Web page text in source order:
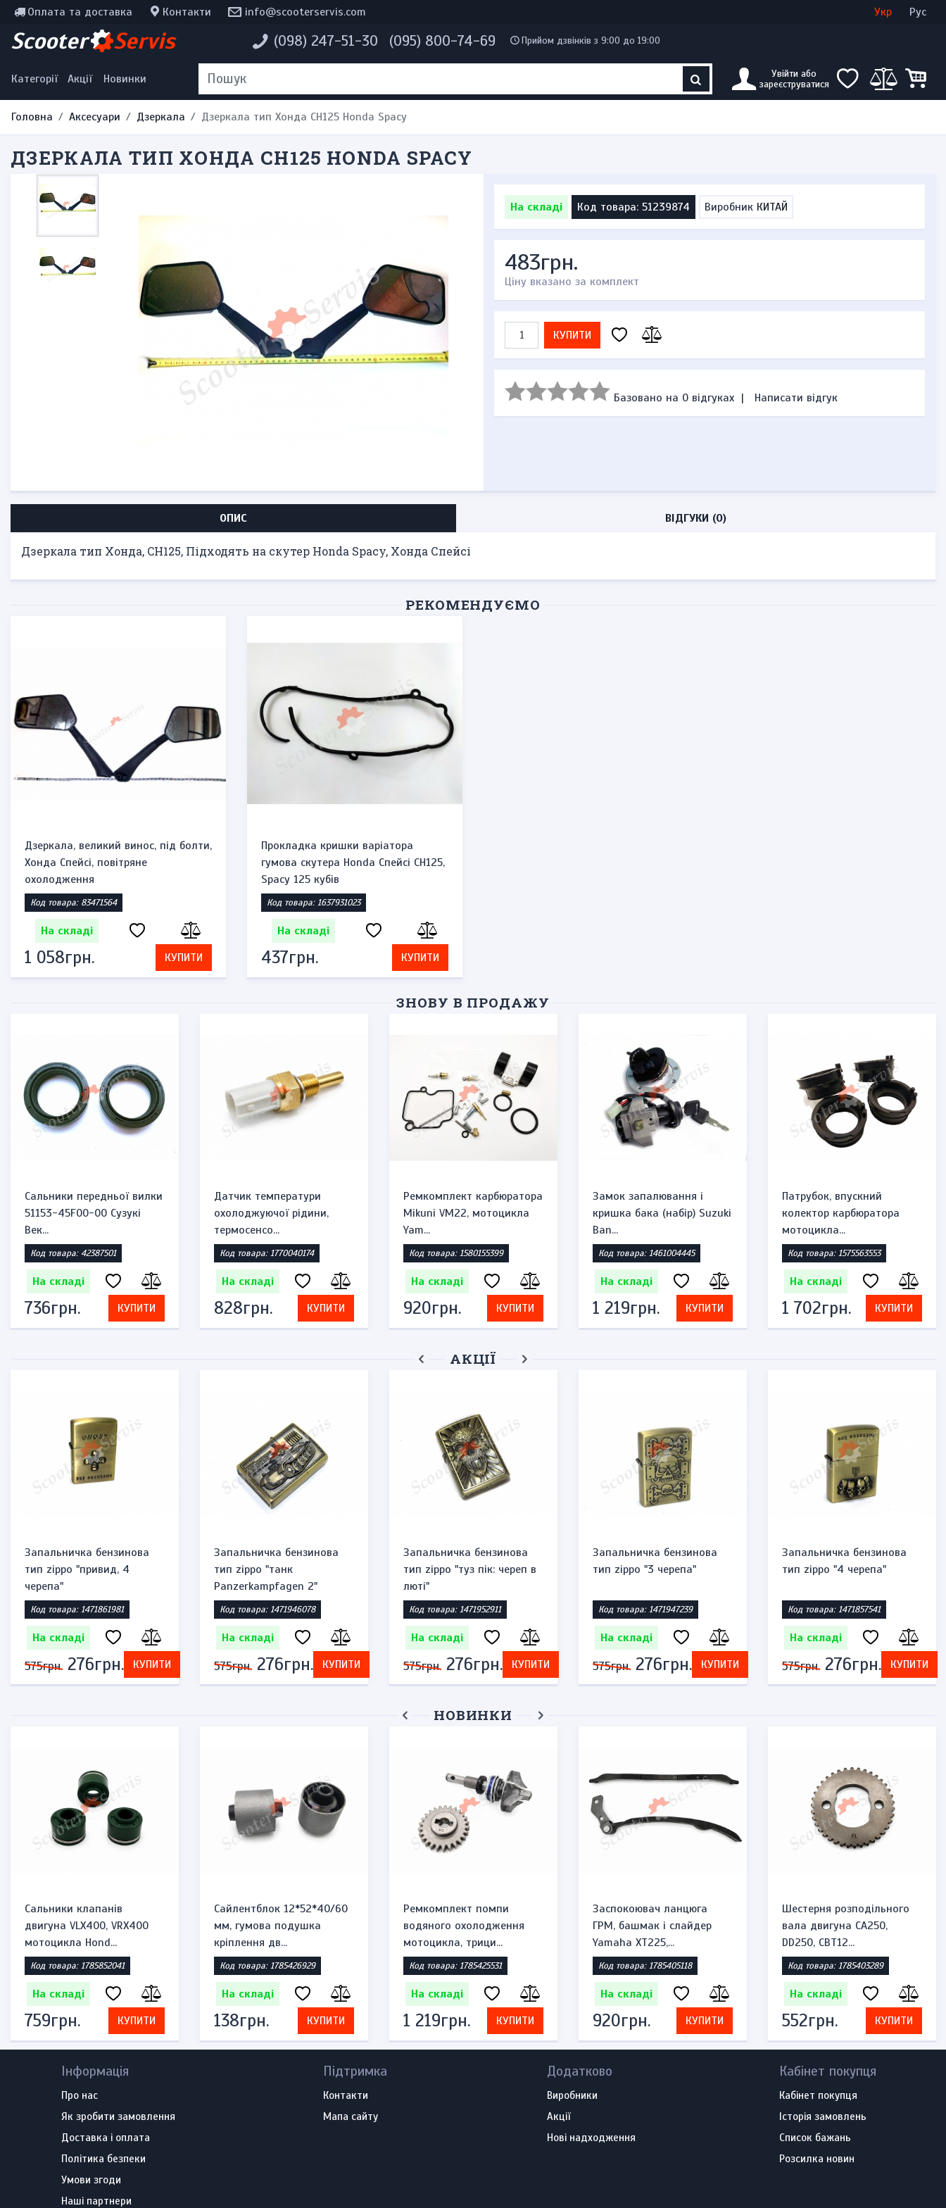
Оплата та доставка Контакти info@scooterservis.com Укр Рус
Scooter Servis (098) 247-51-30 (095) 800-74-69 Прийом дзвінків з 9:00 до 19:00
Категорії Акції Новинки
Увійти або
зареєструватися
Інструменти, мотохімія
Наклейки
Одяг та екіпірування
Головна Аксесуари Дзеркала Дзеркала тип Хонда CH125 Honda Spacy
ДЗЕРКАЛА ТИП ХОНДА CH125 HONDA SPACY
На складі Код товара: 51239874 Виробник КИТАЙ
483грн.
Ціну вказано за комплект
КУПИТИ
Базовано на 0 відгуках | Написати відгук
ОПИС ВІДГУКИ (0)
Дзеркала тип Хонда, CH125, Підходять на скутер Honda Spacy, Хонда Спейсі
РЕКОМЕНДУЄМО
Дзеркала, великий винос, під болти,
Хонда Спейсі, повітряне
охолодження
Код товара: 83471564
На складі
1 058грн. КУПИТИ
Прокладка кришки варіатора
гумова скутера Honda Спейсі CH125,
Spacy 125 кубів
Код товара: 1637931023
На складі
437грн. КУПИТИ
ЗНОВУ В ПРОДАЖУ
Сальники передньої вилки
51153-45F00-00 Сузукі
Век...
Код товара: 42387501
На складі
736грн. КУПИТИ
Датчик температури
охолоджуючої рідини,
термосенсо...
Код товара: 1770040174
На складі
828грн. КУПИТИ
Ремкомплект карбюратора
Mikuni VM22, мотоцикла
Yam...
Код товара: 1580155399
На складі
920грн. КУПИТИ
Замок запалювання і
кришка бака (набір) Suzuki
Ban...
Код товара: 1461004445
На складі
1 219грн. КУПИТИ
Патрубок, впускний
колектор карбюратора
мотоцикла...
Код товара: 1575563553
На складі
1 702грн. КУПИТИ
АКЦІЇ
Запальничка бензинова
тип zippo "привид, 4
черепа"
Код товара: 1471861981
На складі
575грн. 276грн. КУПИТИ
Запальничка бензинова
тип zippo "танк
Panzerkampfagen 2"
Код товара: 1471946078
На складі
575грн. 276грн. КУПИТИ
Запальничка бензинова
тип zippo "туз пік: череп в
люті"
Код товара: 1471952911
На складі
575грн. 276грн. КУПИТИ
Запальничка бензинова
тип zippo "3 черепа"
Код товара: 1471947239
На складі
575грн. 276грн. КУПИТИ
Запальничка бензинова
тип zippo "4 черепа"
Код товара: 1471857541
На складі
575грн. 276грн. КУПИТИ
НОВИНКИ
Сальники клапанів
двигуна VLX400, VRX400
мотоцикла Hond...
Код товара: 1785852041
На складі
759грн. КУПИТИ
Сайлентблок 12*52*40/60
мм, гумова подушка
кріплення дв...
Код товара: 1785426929
На складі
138грн. КУПИТИ
Ремкомплект помпи
водяного охолодження
мотоцикла, трици...
Код товара: 1785425531
На складі
1 219грн. КУПИТИ
Заспокоювач ланцюга
ГРМ, башмак і слайдер
Yamaha XT225,...
Код товара: 1785405118
На складі
920грн. КУПИТИ
Шестерня розподільного
вала двигуна CA250,
DD250, CBT12...
Код товара: 1785403289
На складі
552грн. КУПИТИ
Інформація
Про нас
Як зробити замовлення
Доставка і оплата
Політика безпеки
Умови згоди
Наші партнери
Підтримка
Контакти
Мапа сайту
Додатково
Виробники
Акції
Нові надходження
Кабінет покупця
Кабінет покупця
Історія замовлень
Список бажань
Розсилка новин